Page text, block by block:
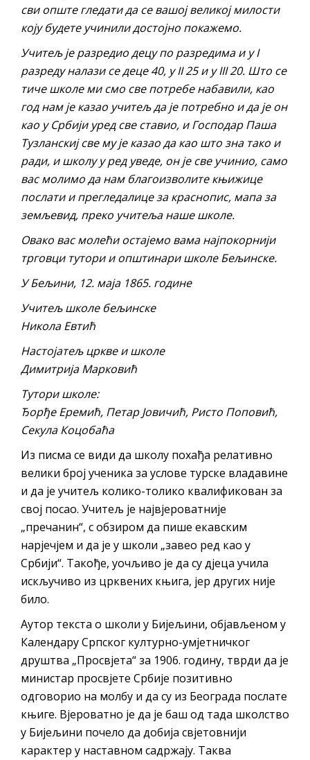
сви опште гледати да се вашој великој милости
коју будете учинили достојно покажемо.
Учитељ је разредио децу по разредима и у I
разреду налази се деце 40, у II 25 и у III 20. Што се
тиче школе ми смо све потребе набавили, као
год нам је казао учитељ да је потребно и да је он
као у Србији уред све ставио, и Господар Паша
Тузланскиј све му је казао да као што зна тако и
ради, и школу у ред уведе, он је све учинио, само
вас молимо да нам благоизволите књижице
послати и прегледалице за краснопис, мапа за
земљевид, преко учитеља наше школе.
Овако вас молећи остајемо вама најпокорнији
трговци тутори и општинари школе Бељинске.
У Бељини, 12. маја 1865. године
Учитељ школе бељинске
Никола Евтић
Настојатељ цркве и школе
Димитрија Марковић
Тутори школе:
Ђорђе Еремић, Петар Јовичић, Ристо Поповић,
Секула Коцобаћа
Из писма се види да школу похађа релативно
велики број ученика за услове турске владавине
и да је учитељ колико-толико квалификован за
свој посао. Учитељ је највјероватније
„пречанин“, с обзиром да пише екавским
нарјечјем и да је у школи „завео ред као у
Србији“. Такође, уочљиво је да су дјеца учила
искључиво из црквених књига, јер других није
било.
Аутор текста о школи у Бијељини, објављеном у
Календару Српског културно-умјетничког
друштва „Просвјета“ за 1906. годину, тврди да је
министар просвјете Србије позитивно
одговорио на молбу и да су из Београда послате
књиге. Вјероватно је да је баш од тада школство
у Бијељини почело да добија свјетовнији
карактер у наставном садржају. Таква